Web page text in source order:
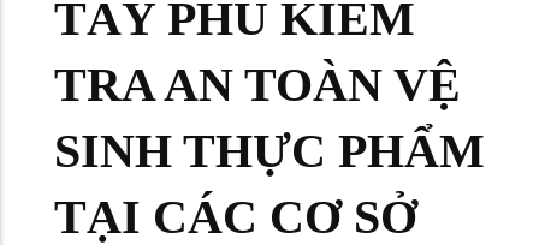
TÂY PHÚ KIỂM
TRA AN TOÀN VỆ
SINH THỰC PHẨM
TẠI CÁC CƠ SỞ